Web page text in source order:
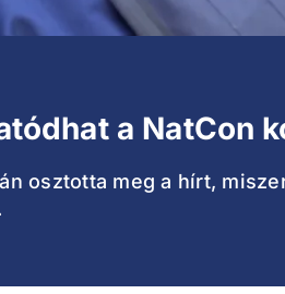
a NatCon
osztotta meg a hírt,